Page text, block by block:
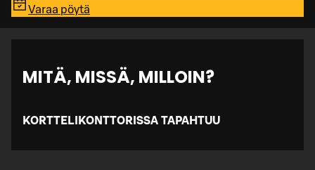
Varaa pöytä
MITÄ, MISSÄ, MILLOIN?
KORTTELIKONTTORISSA TAPAHTUU